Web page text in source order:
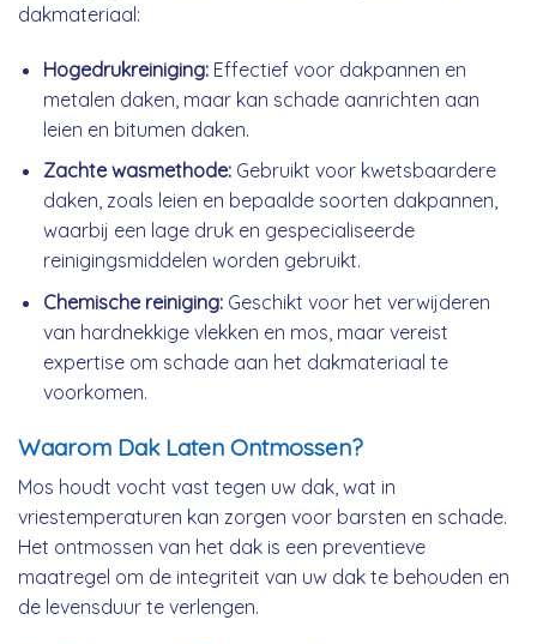
dakmateriaal:
Hogedrukreiniging:Effectief voor dakpannen en
metalen daken, maar kan schade aanrichten aan
leien en bitumen daken.
Zachte wasmethode:Gebruikt voor kwetsbaardere
daken, zoals leien en bepaalde soorten dakpannen,
waarbij een lage druk en gespecialiseerde
reinigingsmiddelen worden gebruikt.
Chemische reiniging:Geschikt voor het verwijderen
van hardnekkige vlekken en mos, maar vereist
expertise om schade aan het dakmateriaal te
voorkomen.
Waarom Dak Laten Ontmossen?
Mos houdt vocht vast tegen uw dak, wat in
vriestemperaturen kan zorgen voor barsten en schade.
Het ontmossen van het dak is een preventieve
maatregel om de integriteit van uw dak te behouden en
de levensduur te verlengen.